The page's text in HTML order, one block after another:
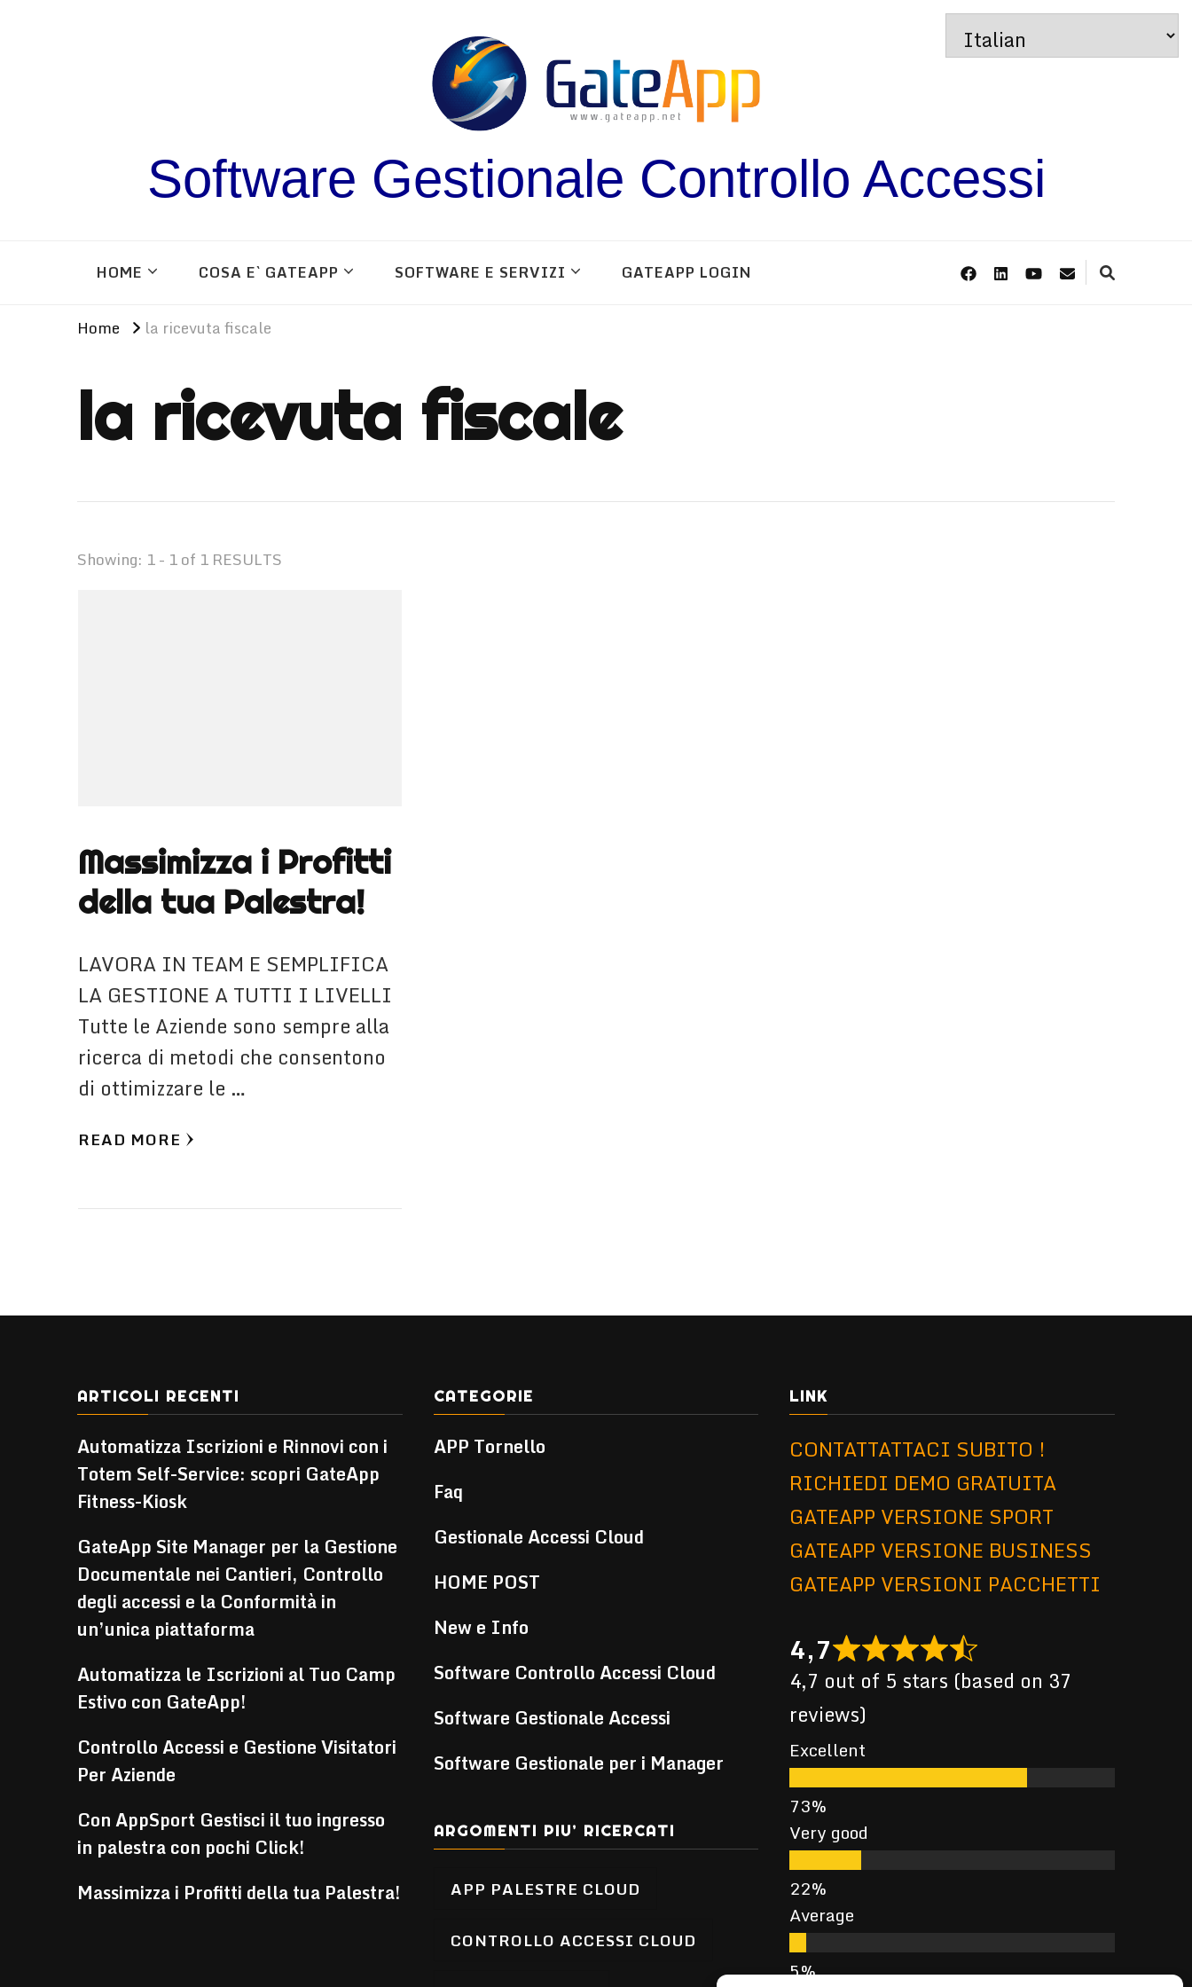
Software Gestionale Controllo Accessi
HOME COSA E` GATEAPP SOFTWARE E SERVIZI GATEAPP LOGIN
Home la ricevuta fiscale
la ricevuta fiscale
Showing: 1 - 1 of 1 RESULTS
Massimizza i Profitti
della tua Palestra!
LAVORA IN TEAM E SEMPLIFICA
LA GESTIONE A TUTTI I LIVELLI
Tutte le Aziende sono sempre alla
ricerca di metodi che consentono
di ottimizzare le …
READ MORE
ARTICOLI RECENTI
Automatizza Iscrizioni e Rinnovi con i
Totem Self-Service: scopri GateApp
Fitness-Kiosk
GateApp Site Manager per la Gestione
Documentale nei Cantieri, Controllo
degli accessi e la Conformità in
un’unica piattaforma
Automatizza le Iscrizioni al Tuo Camp
Estivo con GateApp!
Controllo Accessi e Gestione Visitatori
Per Aziende
Con AppSport Gestisci il tuo ingresso
in palestra con pochi Click!
Massimizza i Profitti della tua Palestra!
CATEGORIE
APP Tornello
Faq
Gestionale Accessi Cloud
HOME POST
New e Info
Software Controllo Accessi Cloud
Software Gestionale Accessi
Software Gestionale per i Manager
ARGOMENTI PIU’ RICERCATI
APP PALESTRE CLOUD
CONTROLLO ACCESSI CLOUD
LINK
CONTATTATTACI SUBITO !
RICHIEDI DEMO GRATUITA
GATEAPP VERSIONE SPORT
GATEAPP VERSIONE BUSINESS
GATEAPP VERSIONI PACCHETTI
4,7
4,7 out of 5 stars (based on 37
reviews)
Excellent
Very good
Average